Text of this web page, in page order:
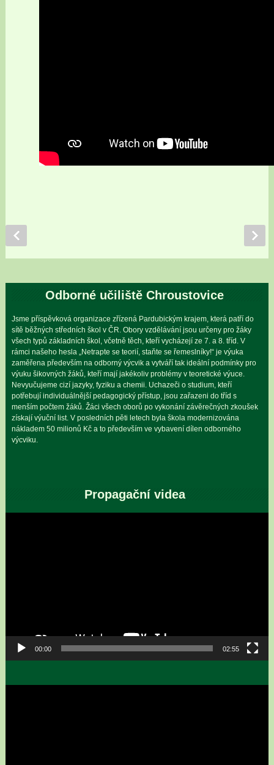
Odborné učiliště Chroustovice
Jsme příspěvková organizace zřízená Pardubickým krajem, která patří do
sítě běžných středních škol v ČR. Obory vzdělávání jsou určeny pro žáky
všech typů základních škol, včetně těch, kteří vycházejí ze 7. a 8. tříd. V
rámci našeho hesla „Netrapte se teorií, staňte se řemeslníky!“ je výuka
zaměřena především na odborný výcvik a vytváří tak ideální podmínky pro
výuku šikovných žáků, kteří mají jakékoliv problémy v teoretické výuce.
Nevyučujeme cizí jazyky, fyziku a chemii. Uchazeči o studium, kteří
potřebují individuálnější pedagogický přístup, jsou zařazeni do tříd s
menším počtem žáků. Žáci všech oborů po vykonání závěrečných zkoušek
získají výuční list. V posledních pěti letech byla škola modernizována
nákladem 50 milionů Kč a to především ve vybavení dílen odborného
výcviku.
Propagační videa
00:00 02:55